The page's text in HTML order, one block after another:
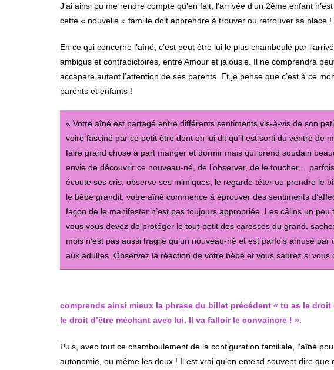
J’ai ainsi pu me rendre compte qu’en fait, l’arrivée d’un 2ème enfant
cette « nouvelle » famille doit apprendre à trouver ou retrouver sa place !
En ce qui concerne l’aîné, c’est peut être lui le plus chamboulé par
ambigus et contradictoires, entre Amour et jalousie. Il ne comprendra
accapare autant l’attention de ses parents. Et je pense que c’est à ce
parents et enfants !
« Votre aîné est partagé entre différents sentiments vis-à-vis de son
voire fasciné par ce petit être dont on lui dit qu’il est sorti du ventre de
faire grand chose à part manger et dormir mais qui prend soudain
envie de découvrir ce nouveau-né, de l’observer, de le toucher…
écoute ses cris, observe ses mimiques, le regarde téter ou prendre le
le bébé grandit, votre aîné commence à éprouver des sentiments
façon de le manifester n’est pas toujours appropriée. Les câlins un
vous vous devez de protéger le tout-petit des caresses du grand,
mois n’est pas aussi fragile qu’un nouveau-né et est parfois amusé
aux adultes. Observez la réaction de votre bébé et vous saurez si vous
comprends ainsi mieux la phrase du billet précédent « tu as le droit
le droit d’être méchant avec lui. Il va falloir le convaincre ! ».
Puis, avec tout ce chamboulement de la configuration familiale, l’aîné
autonomie, ou même les deux ! Il est vrai qu’on entend souvent dire que